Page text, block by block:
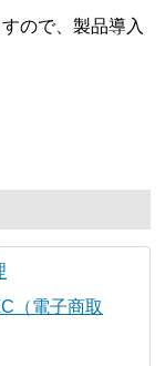
ので、製品導入
（電子商取